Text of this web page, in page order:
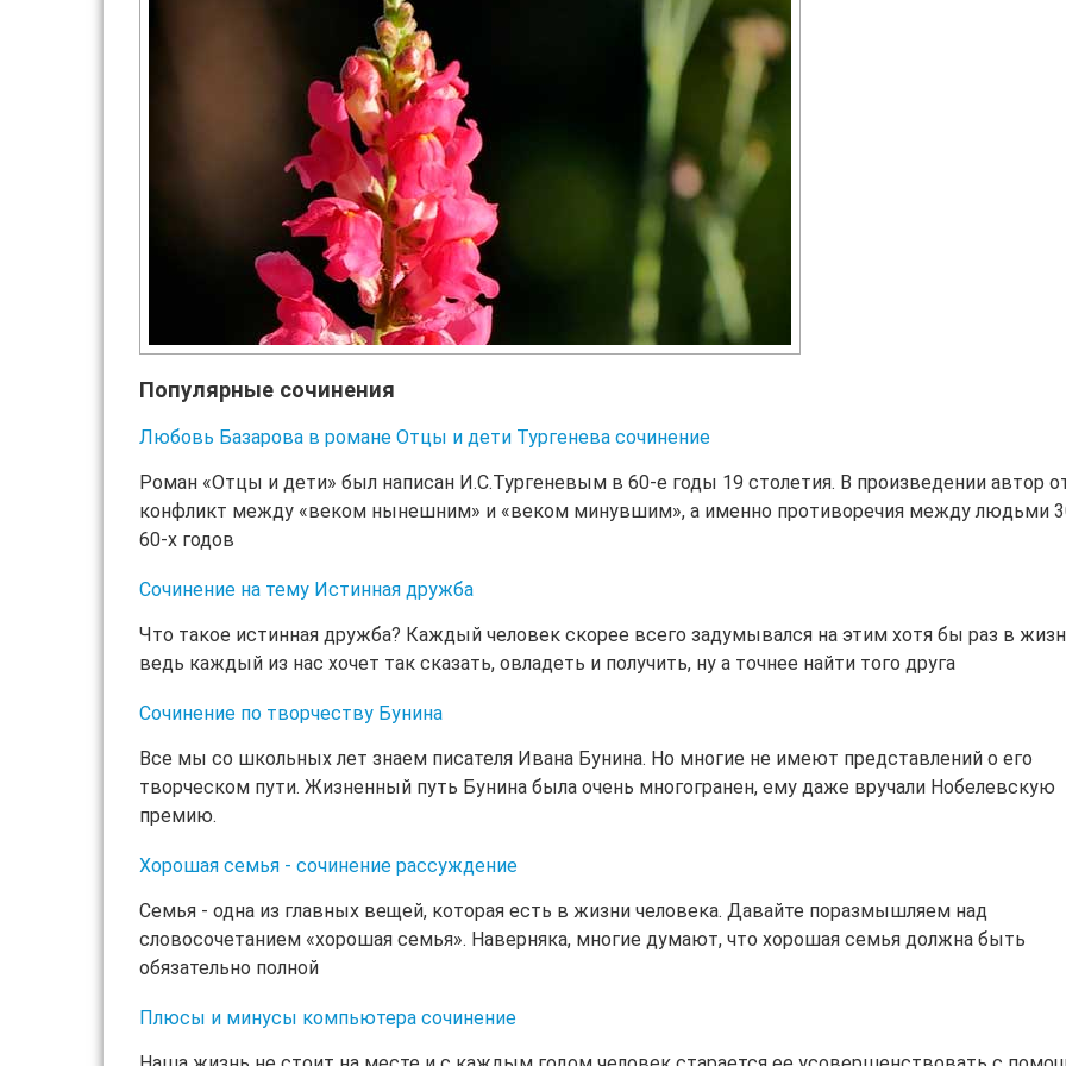
Популярные сочинения
Любовь Базарова в романе Отцы и дети Тургенева сочинение
Роман «Отцы и дети» был написан И.С.Тургеневым в 60-е годы 19 столетия. В произведении автор
конфликт между «веком нынешним» и «веком минувшим», а именно противоречия между людьми
60-х годов
Сочинение на тему Истинная дружба
Что такое истинная дружба? Каждый человек скорее всего задумывался на этим хотя бы раз в
ведь каждый из нас хочет так сказать, овладеть и получить, ну а точнее найти того друга
Сочинение по творчеству Бунина
Все мы со школьных лет знаем писателя Ивана Бунина. Но многие не имеют представлений о его
творческом пути. Жизненный путь Бунина была очень многогранен, ему даже вручали Нобелевскую
премию.
Хорошая семья - сочинение рассуждение
Семья - одна из главных вещей, которая есть в жизни человека. Давайте поразмышляем над
словосочетанием «хорошая семья». Наверняка, многие думают, что хорошая семья должна быть
обязательно полной
Плюсы и минусы компьютера сочинение